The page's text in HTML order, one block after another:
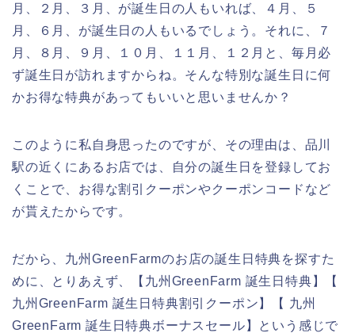
月、２月、３月、が誕生日の人もいれば、４月、５
月、６月、が誕生日の人もいるでしょう。それに、７
月、８月、９月、１０月、１１月、１２月と、毎月必
ず誕生日が訪れますからね。そんな特別な誕生日に何
かお得な特典があってもいいと思いませんか？
このように私自身思ったのですが、その理由は、品川
駅の近くにあるお店では、自分の誕生日を登録してお
くことで、お得な割引クーポンやクーポンコードなど
が貰えたからです。
だから、九州GreenFarmのお店の誕生日特典を探すた
めに、とりあえず、【九州GreenFarm 誕生日特典】【
九州GreenFarm 誕生日特典割引クーポン】【 九州
GreenFarm 誕生日特典ボーナスセール】という感じで